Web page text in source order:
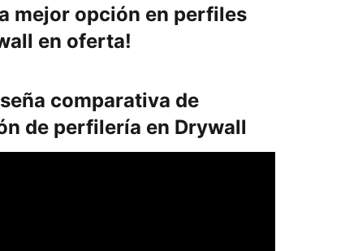
mejor opción en perfiles
en oferta!
comparativa de
de perfilería en Drywall